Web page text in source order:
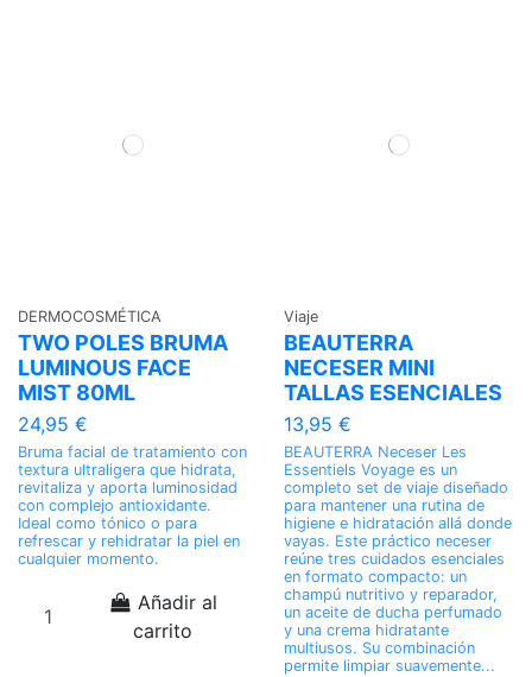
DERMOCOSMÉTICA
TWO POLES BRUMA
LUMINOUS FACE
MIST 80ML
24,95 €
Bruma facial de tratamiento con
textura ultraligera que hidrata,
revitaliza y aporta luminosidad
con complejo antioxidante.
Ideal como tónico o para
refrescar y rehidratar la piel en
cualquier momento.
Añadir al
carrito
Viaje
BEAUTERRA
NECESER MINI
TALLAS ESENCIALES
13,95 €
BEAUTERRA Neceser Les
Essentiels Voyage es un
completo set de viaje diseñado
para mantener una rutina de
higiene e hidratación allá donde
vayas. Este práctico neceser
reúne tres cuidados esenciales
en formato compacto: un
champú nutritivo y reparador,
un aceite de ducha perfumado
y una crema hidratante
multiusos. Su combinación
permite limpiar suavemente...